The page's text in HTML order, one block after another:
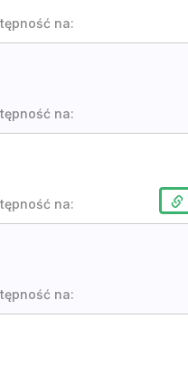
na:
na:
na:
na: